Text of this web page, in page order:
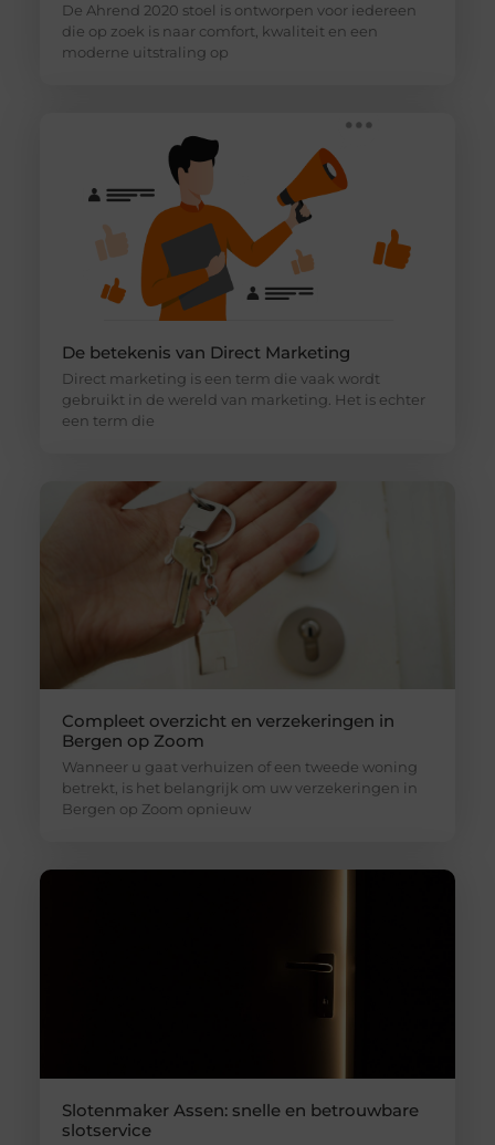
De Ahrend 2020 stoel is ontworpen voor iedereen
die op zoek is naar comfort, kwaliteit en een
moderne uitstraling op
De betekenis van Direct Marketing
Direct marketing is een term die vaak wordt
gebruikt in de wereld van marketing. Het is echter
een term die
Compleet overzicht en verzekeringen in
Bergen op Zoom
Wanneer u gaat verhuizen of een tweede woning
betrekt, is het belangrijk om uw verzekeringen in
Bergen op Zoom opnieuw
Slotenmaker Assen: snelle en betrouwbare
slotservice